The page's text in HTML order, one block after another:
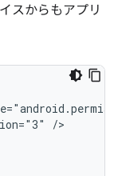
スからもアプリ